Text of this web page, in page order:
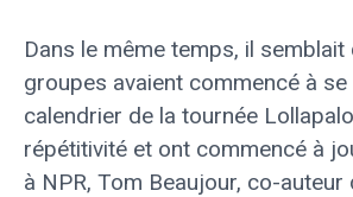
Dans le même temps, il semblait
groupes avaient commencé à
calendrier de la tournée
répétitivité et ont commencé à
à NPR, Tom Beaujour, co-auteur